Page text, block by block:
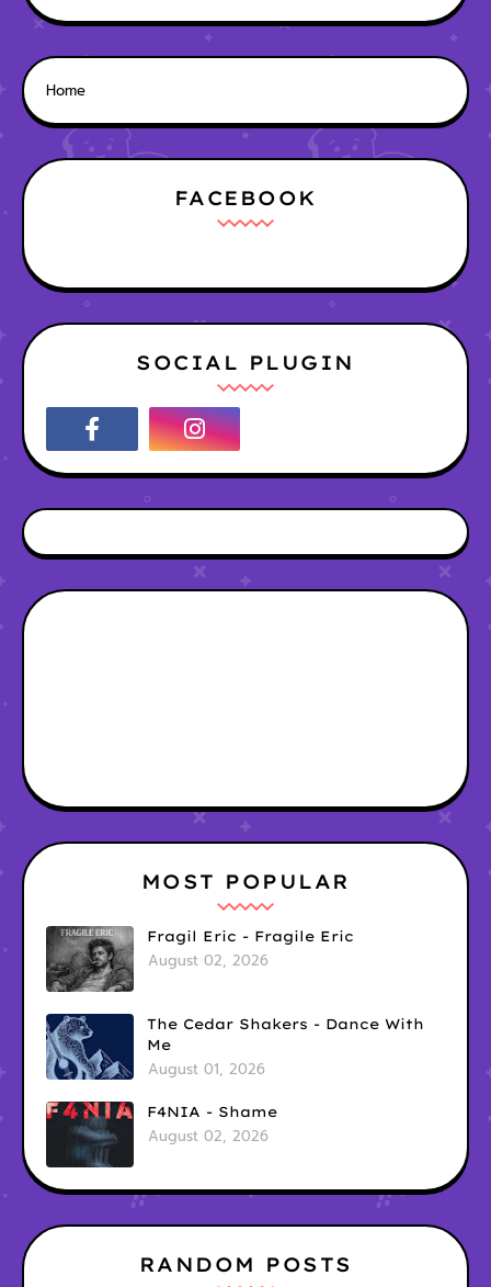
Home
FACEBOOK
SOCIAL PLUGIN
MOST POPULAR
Fragil Eric - Fragile Eric
August 02, 2026
The Cedar Shakers - Dance With
Me
August 01, 2026
F4NIA - Shame
August 02, 2026
RANDOM POSTS